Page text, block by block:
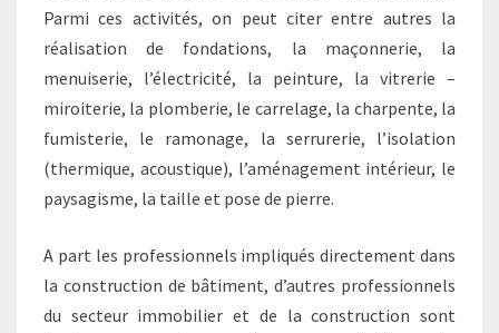
Parmi ces activités, on peut citer entre autres la
réalisation de fondations, la maçonnerie, la
menuiserie, l’électricité, la peinture, la vitrerie –
miroiterie, la plomberie, le carrelage, la charpente, la
fumisterie, le ramonage, la serrurerie, l’isolation
(thermique, acoustique), l’aménagement intérieur, le
paysagisme, la taille et pose de pierre.
A part les professionnels impliqués directement dans
la construction de bâtiment, d’autres professionnels
du secteur immobilier et de la construction sont